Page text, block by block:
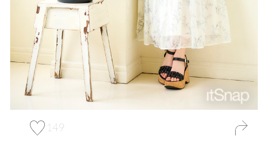
149